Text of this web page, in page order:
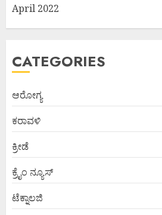
April 2022
CATEGORIES
ಆರೋಗ್ಯ
ಕರಾವಳಿ
ಕ್ರೀಡೆ
ಕ್ರೈಂ ನ್ಯೂಸ್
ಟೆಕ್ನಾಲಜಿ